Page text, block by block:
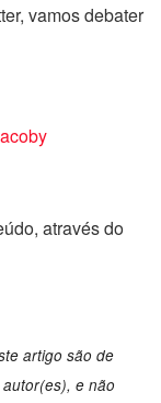
debater
através do
artigo são de
e não